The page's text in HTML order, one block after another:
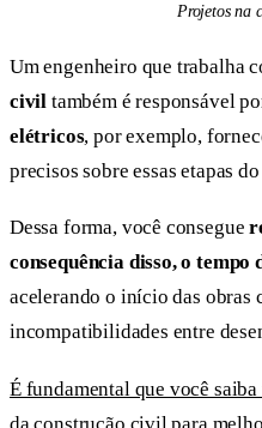
Projetos na
Um engenheiro que trabalha
civil também é responsável
elétricos, por exemplo,
precisos sobre essas etapas
Dessa forma, você consegue
consequência disso, o
acelerando o início das obras
incompatibilidades entre
É fundamental que você